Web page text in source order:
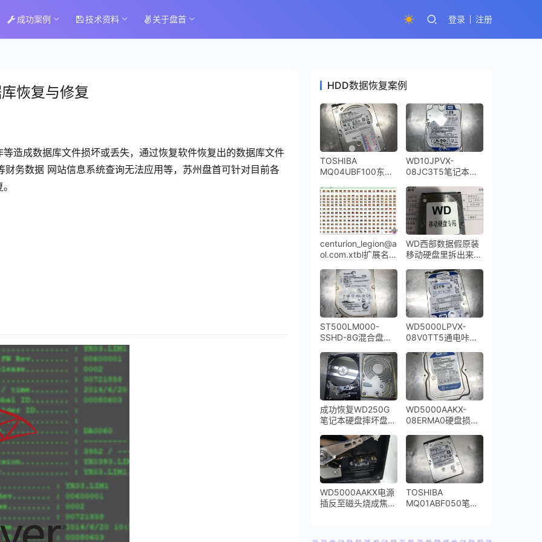
成功案例 技术资料 关于盘首 登录 注册
恢复与修复
造成数据库文件损坏或丢失，通过恢复软件恢复出的数据库文件
务数据 网站信息系统查询无法应用等，苏州盘首可针对目前各
HDD数据恢复案例
TOSHIBA
MQ04UBF100东芝
盘数据恢复
WD10JPVX-
08JC3T5笔记本硬
咔咔响开盘恢复成功
centurion_legion@a
ol.com.xtbl扩展名的
密
WD西部数据假原装
移动硬盘里拆出来一
头损坏开盘数据恢复
成功
ST500LM000-
SSHD-8G混合盘不
WD5000LPVX-
08V0TT5通电咔咔
恢复成功
成功恢复WD250G
笔记本硬盘摔坏盘体
WD5000AAKX-
08ERMA0硬盘损坏
复成功
WD5000AAKX电源
插反至磁头烧成焦
TOSHIBA
MQ01ABF050笔记